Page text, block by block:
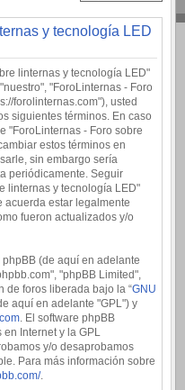
y tecnología LED
linternas y tecnología LED"
"ForoLinternas - Foro
forolinternas.com"), usted
siguientes términos. En caso
"ForoLinternas - Foro sobre
estos términos en
sin embargo sería
periódicamente. Seguir
linternas y tecnología LED"
acuerda estar legalmente
fueron actualizados y/o
(de aquí en adelante
"phpBB Limited",
de foros liberada bajo la “GNU
aquí en adelante "GPL") y
. El software phpBB
Internet y la GPL
y/o desaprobamos
Para más información sobre
.